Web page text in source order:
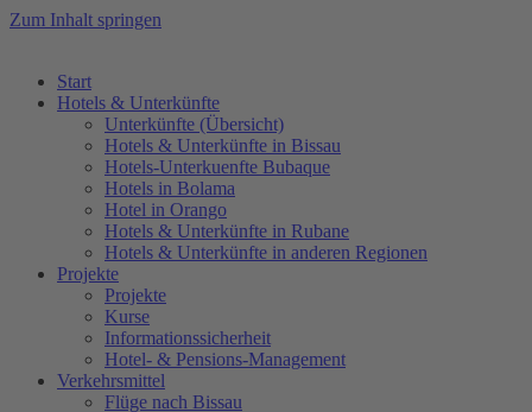
Zum Inhalt springen
Start
Hotels & Unterkünfte
Unterkünfte (Übersicht)
Hotels & Unterkünfte in Bissau
Hotels-Unterkuenfte Bubaque
Hotels in Bolama
Hotel in Orango
Hotels & Unterkünfte in Rubane
Hotels & Unterkünfte in anderen Regionen
Projekte
Projekte
Kurse
Informationssicherheit
Hotel- & Pensions-Management
Verkehrsmittel
Flüge nach Bissau